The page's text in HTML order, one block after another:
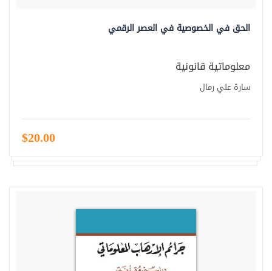
الحق في الخصوصية في العصر الرقمي
معلوماتية قانونية
سارة علي رمال
$20.00